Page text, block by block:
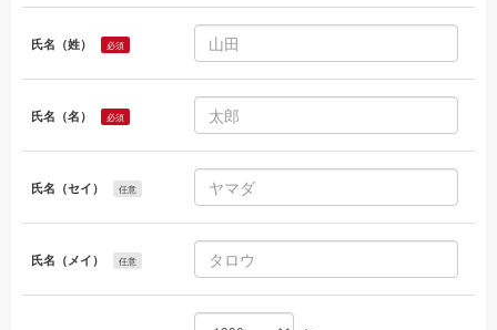
は、次の通りといたします。
①保有個人データ（直接書面取得の場合の個人情報）
「取引先情報」 ： 業務管理、各種連絡、請求、支払い管理のため
「採用応募者情報」 ： 採用に係わる業務に利用するため（採用に
関する情報提供、採用可否判断、採用業務に関する連絡など）
「退職者情報」 ： 退職者との連絡、退職者からのお問合せへの対
応に利用するため
「人材派遣・職業紹介の求職者情報」 ： 人材派遣、職業紹介、連
絡等のため
「会員登録・エントリーにて取得する個人情報」 ： 会員登録、当
社サービス提供、連絡等のため
「掲載登録にて取得する個人情報」 ： 求人情報の掲載、連絡等の
「お問合せ者情報」 ： お問合せに回答するため
「本人および代理人の情報（開示等請求時）」 ： 開示等の求めに
氏名（姓） 必須
氏名（名） 必須
氏名（セイ） 任意
氏名（メイ） 任意